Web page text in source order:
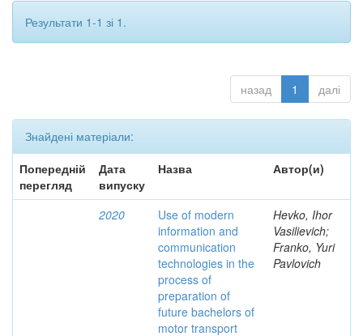
Результати 1-1 зі 1.
назад 1 далі
Знайдені матеріали:
Попередній
перегляд
Дата
випуску
Назва Автор(и)
2020
Use of modern
information and
communication
technologies in the
process of
preparation of
future bachelors of
motor transport
Hevko, Ihor
Vasilievich;
Franko, Yuri
Pavlovich